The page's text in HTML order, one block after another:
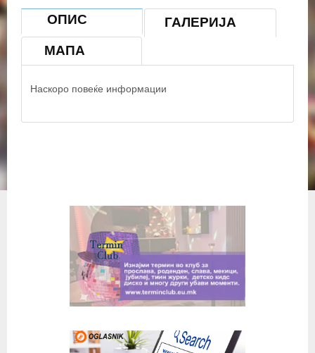
ОПИС
ГАЛЕРИЈА
МАПА
Наскоро повеќе информации